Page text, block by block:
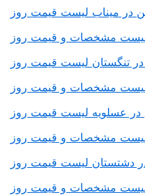
در میناب لیست قیمت روز
لیست مشخصات و قیمت روز
در تنگستان لیست قیمت روز
لیست مشخصات و قیمت روز
در عسلویه لیست قیمت روز
لیست مشخصات و قیمت روز
در دشتستان لیست قیمت روز
لیست مشخصات و قیمت روز